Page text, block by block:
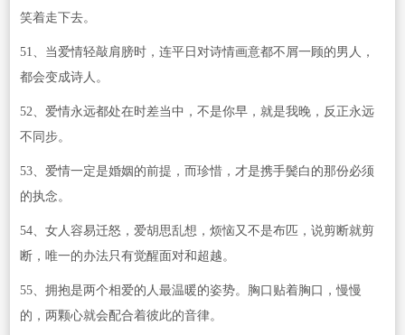
笑着走下去。
51、当爱情轻敲肩膀时，连平日对诗情画意都不屑一顾的男人，
都会变成诗人。
52、爱情永远都处在时差当中，不是你早，就是我晚，反正永远
不同步。
53、爱情一定是婚姻的前提，而珍惜，才是携手鬓白的那份必须
的执念。
54、女人容易迁怒，爱胡思乱想，烦恼又不是布匹，说剪断就剪
断，唯一的办法只有觉醒面对和超越。
55、拥抱是两个相爱的人最温暖的姿势。胸口贴着胸口，慢慢
的，两颗心就会配合着彼此的音律。